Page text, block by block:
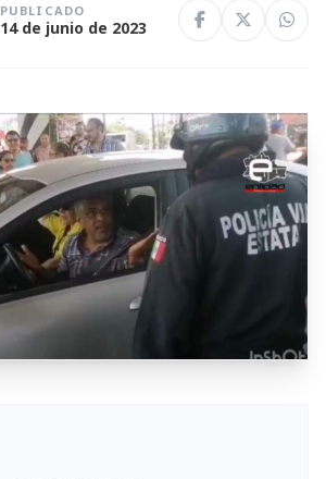
PUBLICADO
14 de junio de 2023